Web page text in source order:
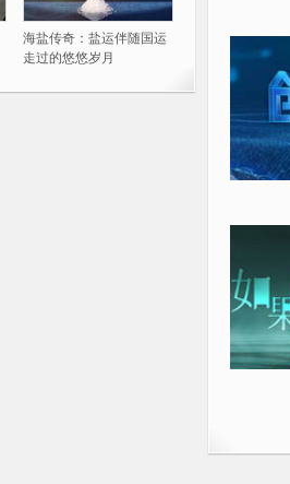
海盐传奇：盐运伴随国运
走过的悠悠岁月